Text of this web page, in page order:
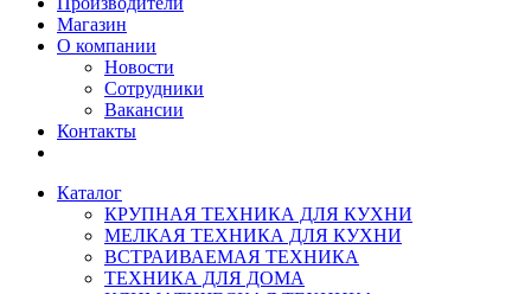
Магазин
О компании
Новости
Сотрудники
Вакансии
Контакты
Каталог
КРУПНАЯ ТЕХНИКА ДЛЯ КУХНИ
МЕЛКАЯ ТЕХНИКА ДЛЯ КУХНИ
ВСТРАИВАЕМАЯ ТЕХНИКА
ТЕХНИКА ДЛЯ ДОМА